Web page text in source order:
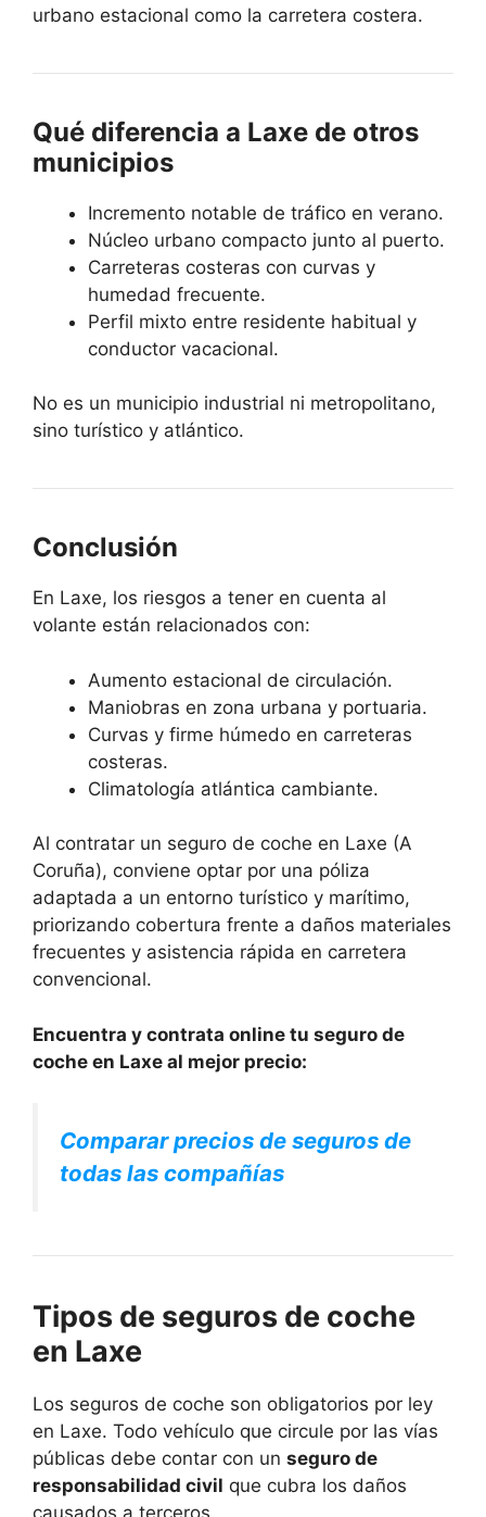
urbano estacional como la carretera costera.
Qué diferencia a Laxe de otros
municipios
Incremento notable de tráfico en verano.
Núcleo urbano compacto junto al puerto.
Carreteras costeras con curvas y
humedad frecuente.
Perfil mixto entre residente habitual y
conductor vacacional.
No es un municipio industrial ni metropolitano,
sino turístico y atlántico.
Conclusión
En Laxe, los riesgos a tener en cuenta al
volante están relacionados con:
Aumento estacional de circulación.
Maniobras en zona urbana y portuaria.
Curvas y firme húmedo en carreteras
costeras.
Climatología atlántica cambiante.
Al contratar un seguro de coche en Laxe (A
Coruña), conviene optar por una póliza
adaptada a un entorno turístico y marítimo,
priorizando cobertura frente a daños materiales
frecuentes y asistencia rápida en carretera
convencional.
Encuentra y contrata online tu seguro de
coche en Laxe al mejor precio:
Comparar precios de seguros de
todas las compañías
Tipos de seguros de coche
en Laxe
Los seguros de coche son obligatorios por ley
en Laxe. Todo vehículo que circule por las vías
públicas debe contar con un seguro de
responsabilidad civil que cubra los daños